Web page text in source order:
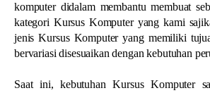
komputer didalam membantu membuat
kategori Kursus Komputer yang kami
jenis Kursus Komputer yang memiliki
bervariasi disesuaikan dengan kebutuhan
Saat ini, kebutuhan Kursus Komputer